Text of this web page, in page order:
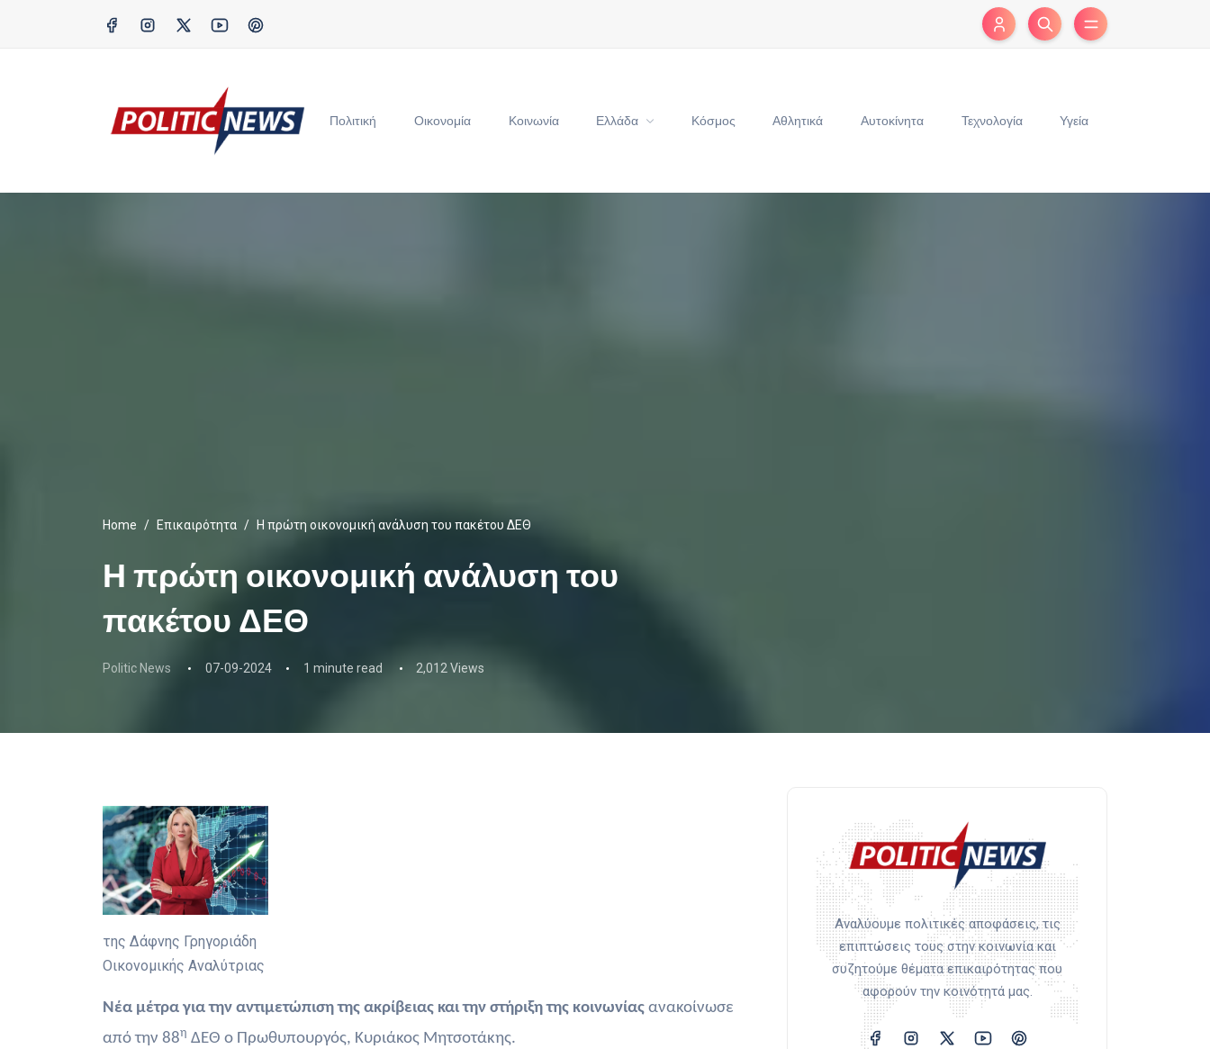
Πολιτική Οικονομία Κοινωνία Ελλάδα Κόσμος Αθλητικά Αυτοκίνητα Τεχνολογία Υγεία
Home Επικαιρότητα Η πρώτη οικονομική ανάλυση του πακέτου ΔΕΘ
Η πρώτη οικονομική ανάλυση του
πακέτου ΔΕΘ
Politic News 07-09-2024 1 minute read 2,012 Views
της Δάφνης Γρηγοριάδη
Οικονομικής Αναλύτριας
Νέα μέτρα για την αντιμετώπιση της ακρίβειας και την στήριξη της κοινωνίας ανακοίνωσε
από την 88η ΔΕΘ ο Πρωθυπουργός, Κυριάκος Μητσοτάκης.
Αναλύουμε πολιτικές αποφάσεις, τις
επιπτώσεις τους στην κοινωνία και
συζητούμε θέματα επικαιρότητας που
αφορούν την κοινότητά μας.